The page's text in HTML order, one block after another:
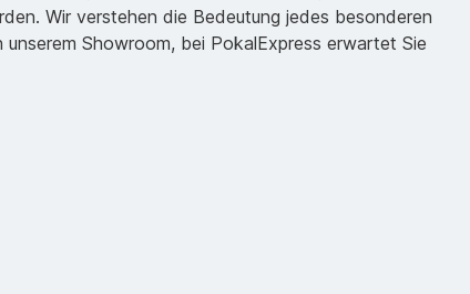
Wir verstehen die Bedeutung jedes besonderen
Showroom, bei PokalExpress erwartet Sie